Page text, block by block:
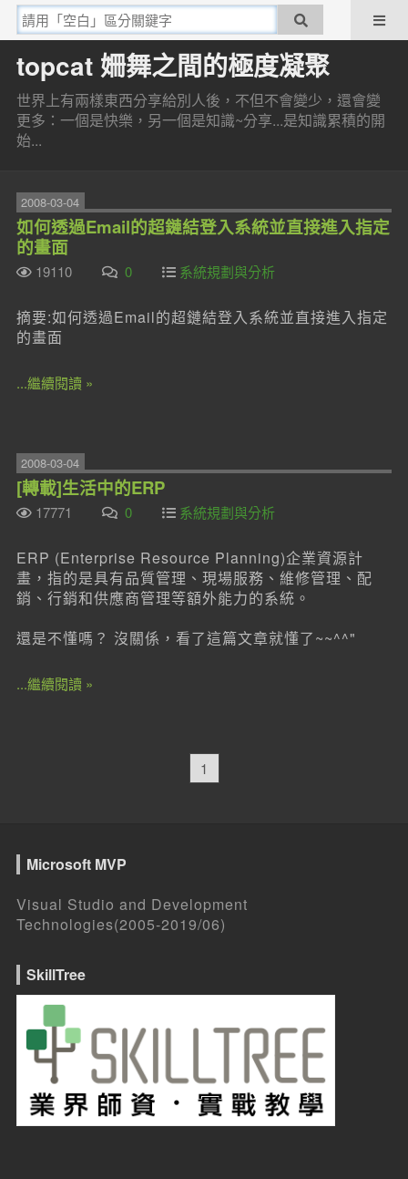
topcat 姍舞之間的極度凝聚
世界上有兩樣東西分享給別人後，不但不會變少，還會變
更多：一個是快樂，另一個是知識~分享...是知識累積的開
始...
2008-03-04
如何透過Email的超鏈結登入系統並直接進入指定
的畫面
19110 0 系統規劃與分析
摘要:如何透過Email的超鏈結登入系統並直接進入指定
的畫面
...繼續閱讀 »
2008-03-04
[轉載]生活中的ERP
17771 0 系統規劃與分析
ERP (Enterprise Resource Planning)企業資源計
畫，指的是具有品質管理、現場服務、維修管理、配
銷、行銷和供應商管理等額外能力的系統。
還是不懂嗎？ 沒關係，看了這篇文章就懂了~~^^"
...繼續閱讀 »
1
Microsoft MVP
Visual Studio and Development
Technologies(2005-2019/06)
SkillTree